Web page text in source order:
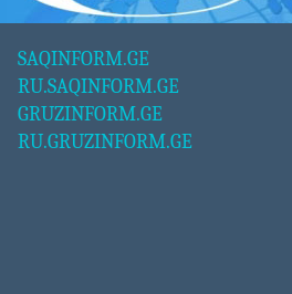
SAQINFORM.GE
RU.SAQINFORM.GE
GRUZINFORM.GE
RU.GRUZINFORM.GE